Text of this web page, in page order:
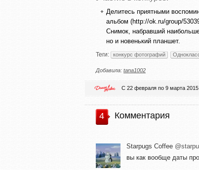
Делитесь приятными
альбом (http://ok.ru/group/
Снимок, набравший
но и новенький планшет.
Теги: конкурс фотографий
Добавила: tana1002
С 22 февраля по 9 марта 2015
4 Комментария
Starpugs Coffee
вы как вообще даты